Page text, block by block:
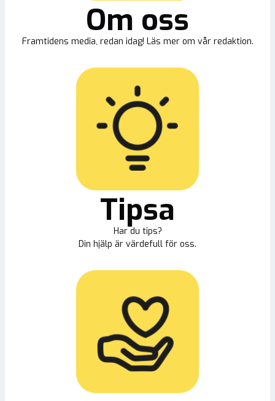
Om oss
Framtidens media, redan idag! Läs mer om vår redaktion.
Tipsa
Har du tips?
Din hjälp är värdefull för oss.